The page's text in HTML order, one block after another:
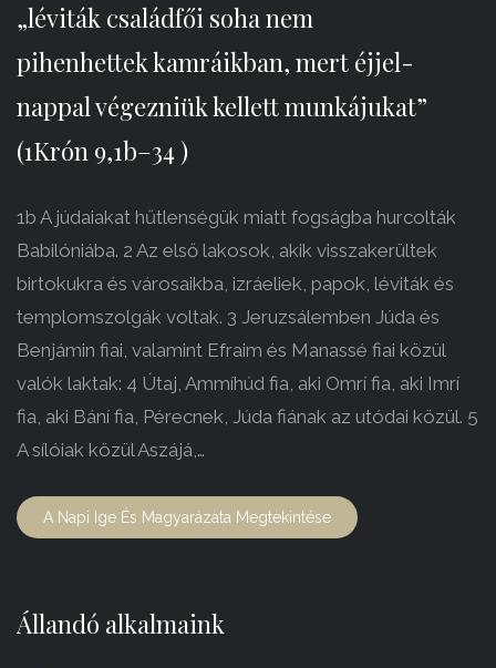
„léviták családfői soha nem
pihenhettek kamráikban, mert éjjel-
nappal végezniük kellett munkájukat”
(1Krón 9,1b–34 )
1b A júdaiakat hűtlenségük miatt fogságba hurcolták
Babilóniába. 2 Az első lakosok, akik visszakerültek
birtokukra és városaikba, izráeliek, papok, léviták és
templomszolgák voltak. 3 Jeruzsálemben Júda és
Benjámin fiai, valamint Efraim és Manassé fiai közül
valók laktak: 4 Útaj, Ammíhúd fia, aki Omrí fia, aki Imrí
fia, aki Bání fia, Pérecnek, Júda fiának az utódai közül. 5
A sílóiak közül Aszájá,…
A Napi Ige És Magyarázata Megtekintése
Állandó alkalmaink